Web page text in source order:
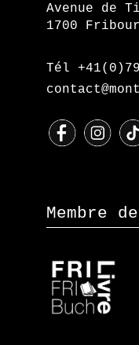
Avenue de
1700
Tél
Membre de